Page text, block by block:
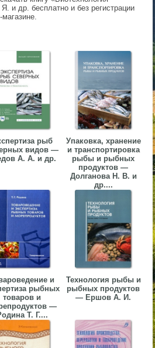
и др. бесплатно и без регистрации
магазине.
рыб
видов —
А. А. и др.
Упаковка, хранение
и транспортировка
рыбы и рыбных
продуктов —
Долганова Н. В. и
др....
и
рыбных
товаров и
—
Т. Г....
Технология рыбы и
рыбных продуктов
— Ершов А. И.